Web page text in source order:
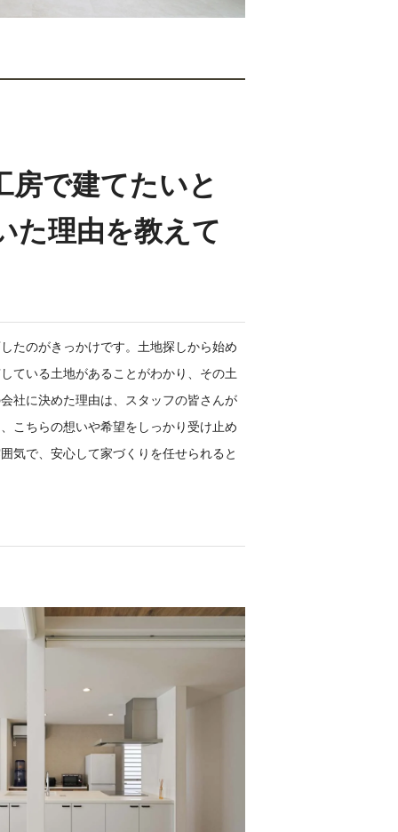
房で建てたいと
た理由を教えて
たのがきっかけです。土地探しから始め
ている土地があることがわかり、その土
社に決めた理由は、スタッフの皆さんが
こちらの想いや希望をしっかり受け止め
気で、安心して家づくりを任せられると